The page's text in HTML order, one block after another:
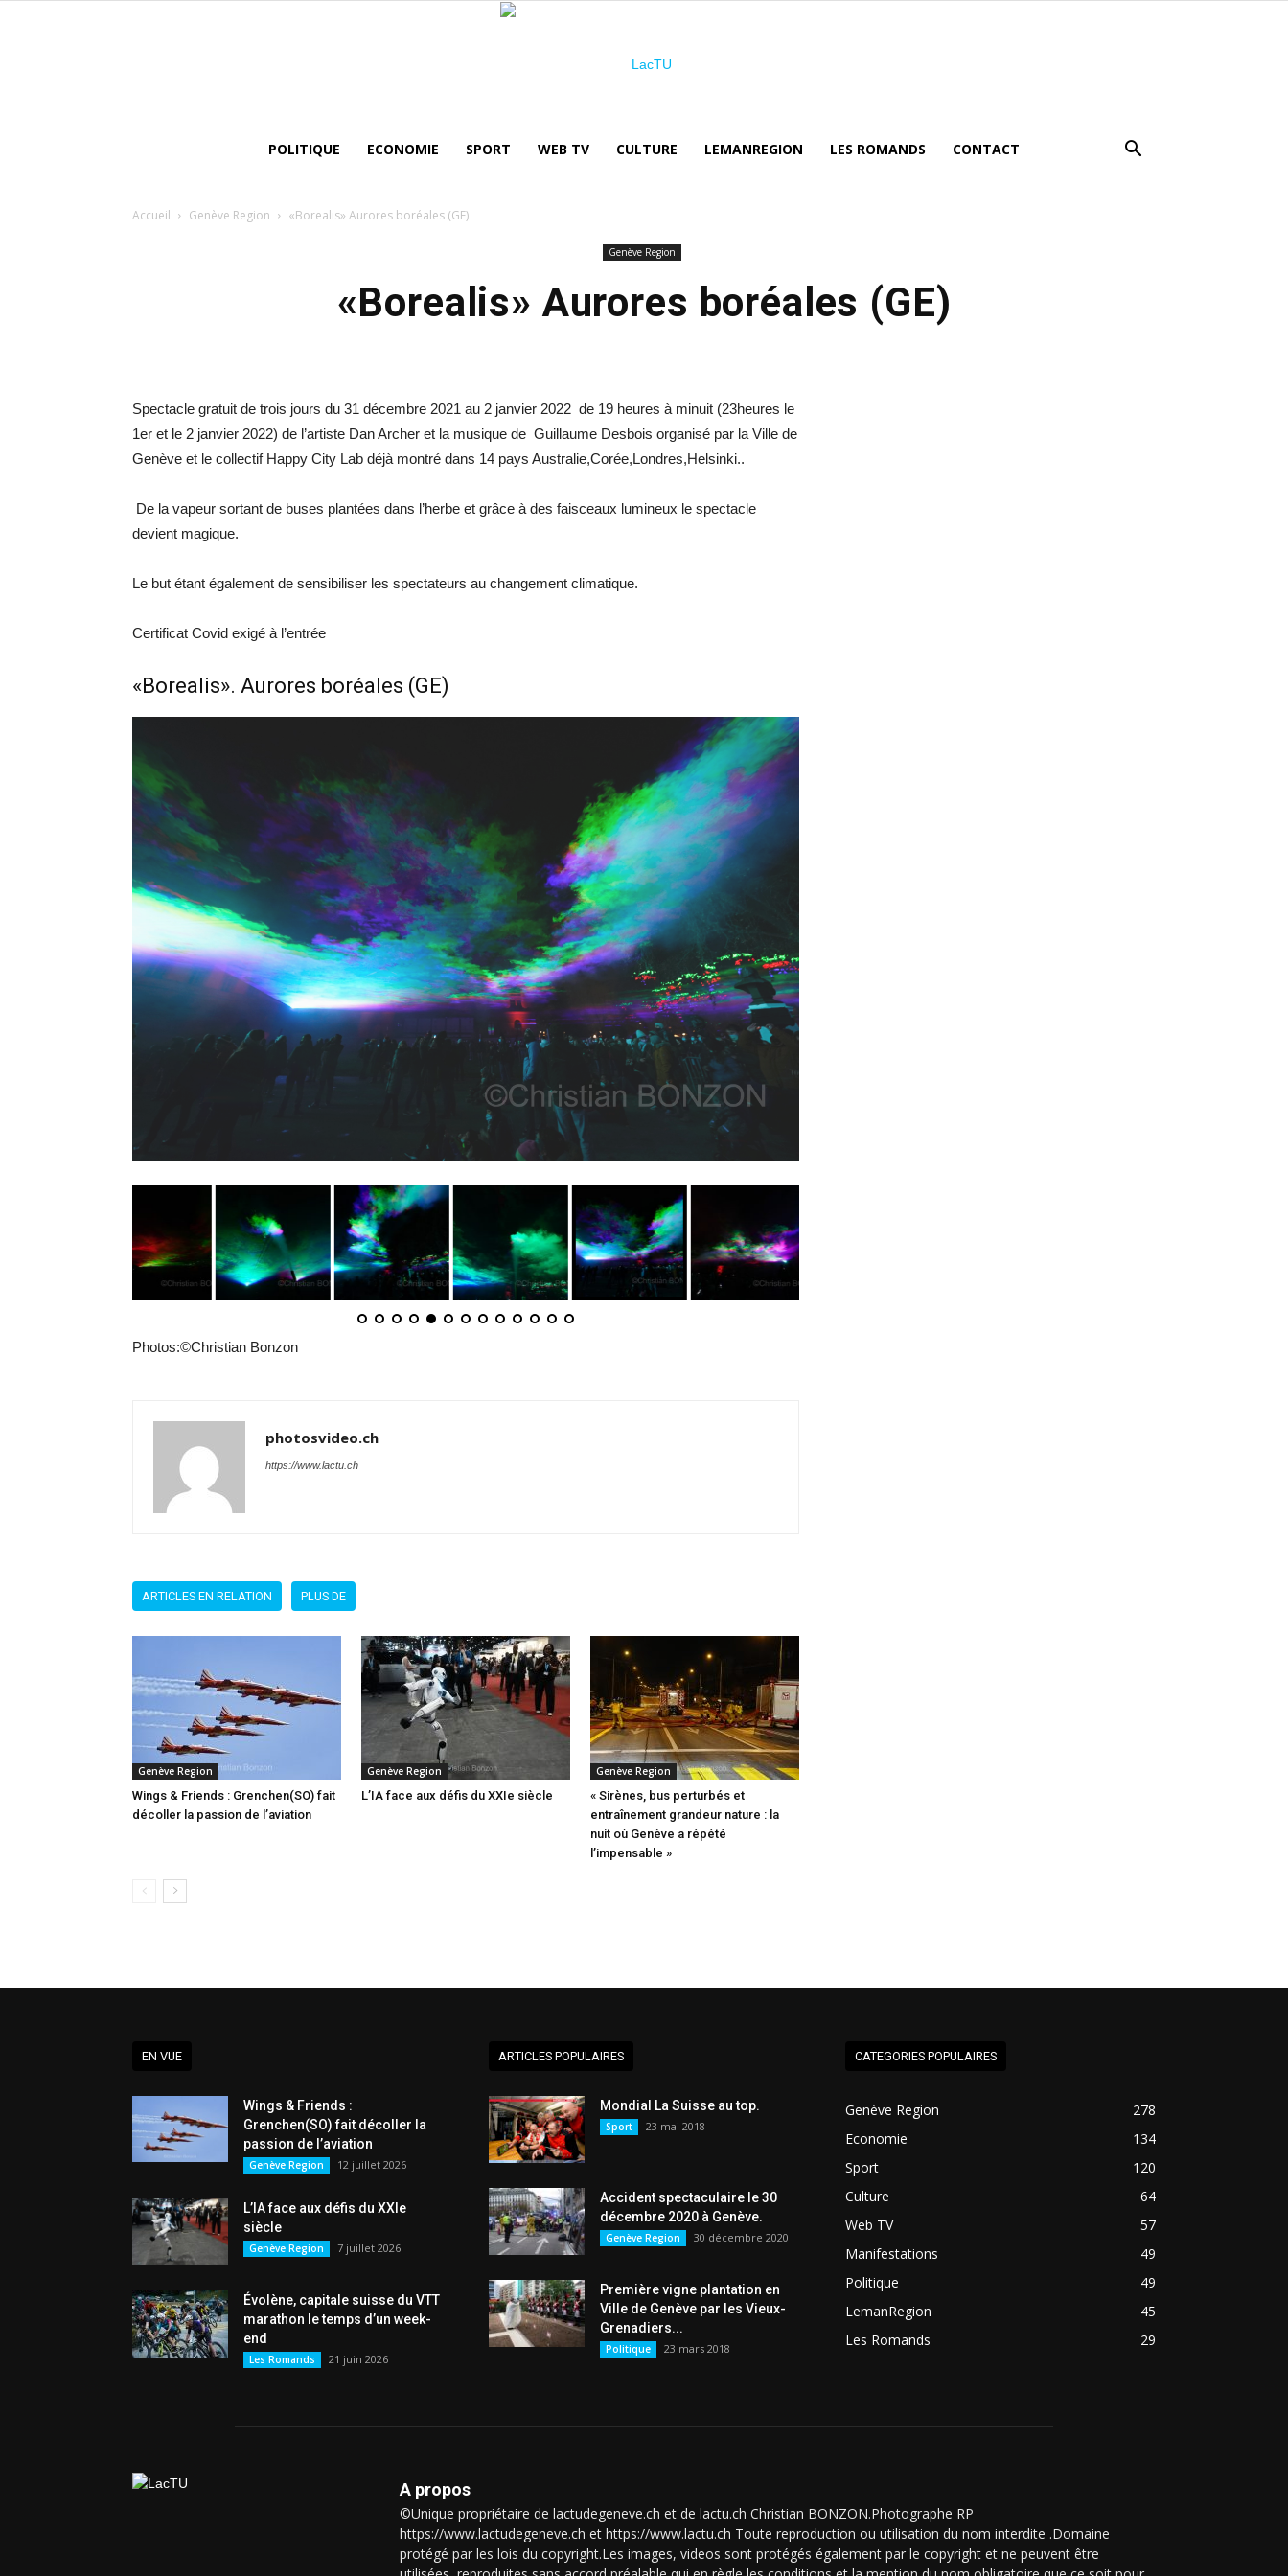
POLITIQUE ECONOMIE SPORT WEB TV CULTURE LEMANREGION LES ROMANDS CONTACT
Accueil Genève Region «Borealis» Aurores boréales (GE)
Genève Region
«Borealis» Aurores boréales (GE)
Spectacle gratuit de trois jours du 31 décembre 2021 au 2 janvier 2022 de 19 heures à minuit (23heures le
1er et le 2 janvier 2022) de l’artiste Dan Archer et la musique de Guillaume Desbois organisé par la Ville de
Genève et le collectif Happy City Lab déjà montré dans 14 pays Australie,Corée,Londres,Helsinki..
De la vapeur sortant de buses plantées dans l’herbe et grâce à des faisceaux lumineux le spectacle
devient magique.
Le but étant également de sensibiliser les spectateurs au changement climatique.
Certificat Covid exigé à l’entrée
«Borealis». Aurores boréales (GE)
Photos:©Christian Bonzon
photosvideo.ch
https://www.lactu.ch
ARTICLES EN RELATION PLUS DE
Genève Region
Wings & Friends : Grenchen(SO) fait
décoller la passion de l’aviation
Genève Region
L’IA face aux défis du XXIe siècle
Genève Region
« Sirènes, bus perturbés et
entraînement grandeur nature : la
nuit où Genève a répété
l’impensable »
EN VUE
Wings & Friends :
Grenchen(SO) fait décoller la
passion de l’aviation
Genève Region 12 juillet 2026
L’IA face aux défis du XXIe
siècle
Genève Region 7 juillet 2026
Évolène, capitale suisse du VTT
marathon le temps d’un week-
end
Les Romands 21 juin 2026
ARTICLES POPULAIRES
Mondial La Suisse au top.
Sport 23 mai 2018
Accident spectaculaire le 30
décembre 2020 à Genève.
Genève Region 30 décembre 2020
Première vigne plantation en
Ville de Genève par les Vieux-
Grenadiers...
Politique 23 mars 2018
CATEGORIES POPULAIRES
Genève Region
278
Economie
134
Sport
120
Culture
64
Web TV
57
Manifestations
49
Politique
49
LemanRegion
45
Les Romands
29
A propos
©Unique propriétaire de lactudegeneve.ch et de lactu.ch Christian BONZON.Photographe RP
https://www.lactudegeneve.ch et https://www.lactu.ch Toute reproduction ou utilisation du nom interdite .Domaine
protégé par les lois du copyright.Les images, videos sont protégés également par le copyright et ne peuvent être